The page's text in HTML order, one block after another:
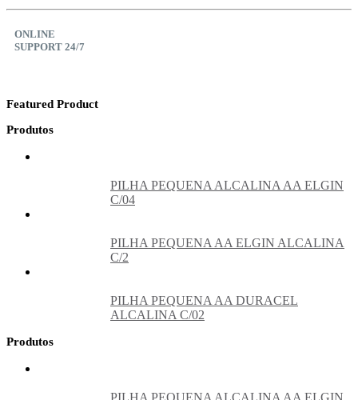
ONLINE
SUPPORT 24/7
Featured Product
Produtos
PILHA PEQUENA ALCALINA AA ELGIN
C/04
PILHA PEQUENA AA ELGIN ALCALINA
C/2
PILHA PEQUENA AA DURACEL
ALCALINA C/02
Produtos
PILHA PEQUENA ALCALINA AA ELGIN